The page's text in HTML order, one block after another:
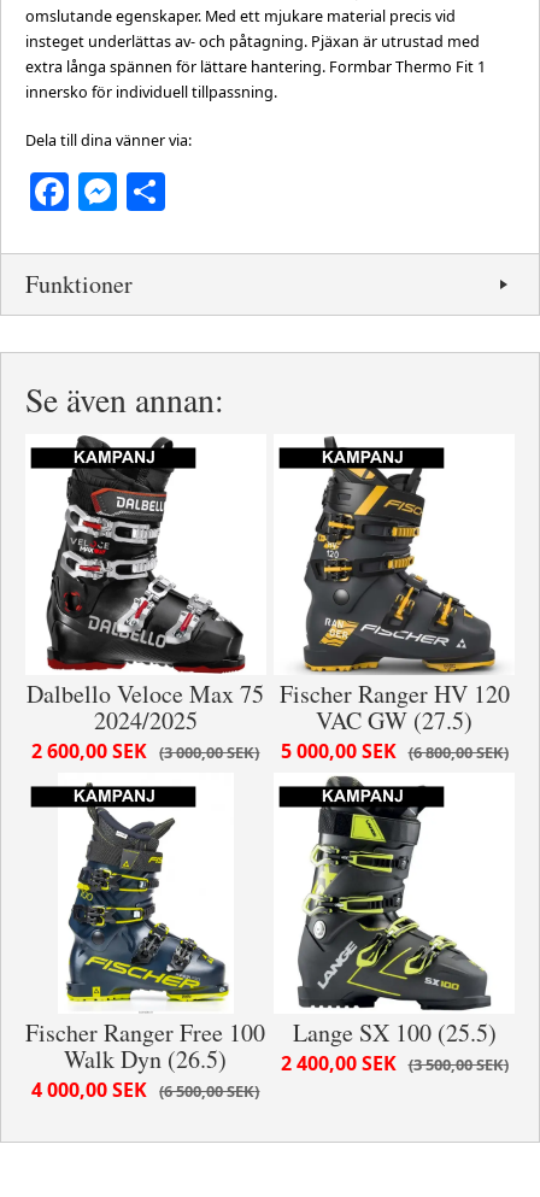
omslutande egenskaper. Med ett mjukare material precis vid
insteget underlättas av- och påtagning. Pjäxan är utrustad med
extra långa spännen för lättare hantering. Formbar Thermo Fit 1
innersko för individuell tillpassning.
Dela till dina vänner via:
Facebook
Messenger
Funktioner
Se även annan:
Dalbello Veloce Max 75
2024/2025
3 000,00 SEK
2 600,00 SEK
Fischer Ranger HV 120
VAC GW (27.5)
6 800,00 SEK
5 000,00 SEK
Fischer Ranger Free 100
Walk Dyn (26.5)
6 500,00 SEK
4 000,00 SEK
Lange SX 100 (25.5)
3 500,00 SEK
2 400,00 SEK